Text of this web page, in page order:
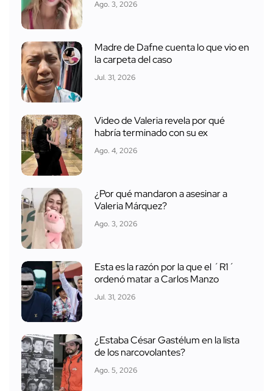
Ago. 3, 2026
Madre de Dafne cuenta lo que vio en
la carpeta del caso
Jul. 31, 2026
Video de Valeria revela por qué
habría terminado con su ex
Ago. 4, 2026
¿Por qué mandaron a asesinar a
Valeria Márquez?
Ago. 3, 2026
Esta es la razón por la que el ´R1´
ordenó matar a Carlos Manzo
Jul. 31, 2026
¿Estaba César Gastélum en la lista
de los narcovolantes?
Ago. 5, 2026